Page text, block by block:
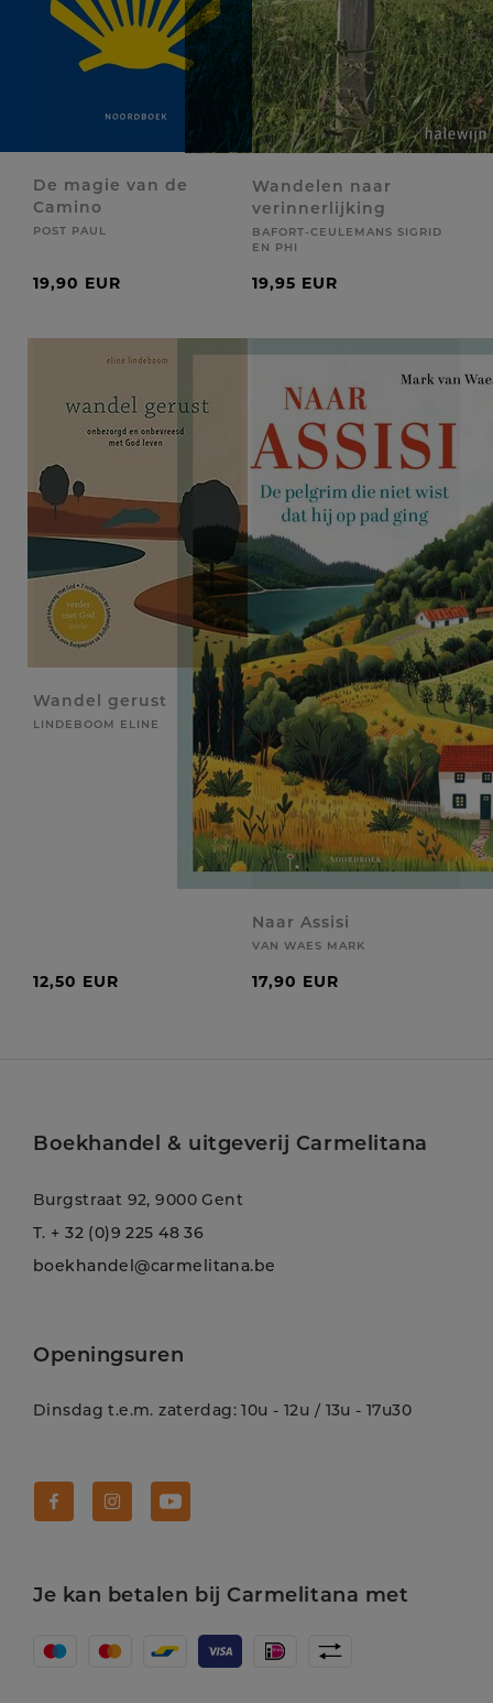
De magie van de
Camino
POST PAUL
19,90 EUR
Wandelen naar
verinnerlijking
BAFORT-CEULEMANS SIGRID
EN PHI
19,95 EUR
Wandel gerust
LINDEBOOM ELINE
12,50 EUR
Naar Assisi
VAN WAES MARK
17,90 EUR
Boekhandel & uitgeverij Carmelitana
Burgstraat 92, 9000 Gent
T. + 32 (0)9 225 48 36
boekhandel@carmelitana.be
Openingsuren
Dinsdag t.e.m. zaterdag: 10u - 12u / 13u - 17u30
Je kan betalen bij Carmelitana met